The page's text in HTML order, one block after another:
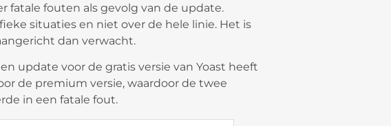
fatale fouten als gevolg van de update.
situaties en niet over de hele linie. Het is
dan verwacht.
update voor de gratis versie van Yoast heeft
de premium versie, waardoor de twee
in een fatale fout.